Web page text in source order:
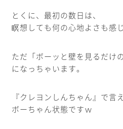
とくに、最初の数日は、
瞑想しても何の心地よさも感じ
ただ「ボーッと壁を見るだけ
になっちゃいます。
『クレヨンしんちゃん』で言
ボーちゃん状態ですｗ